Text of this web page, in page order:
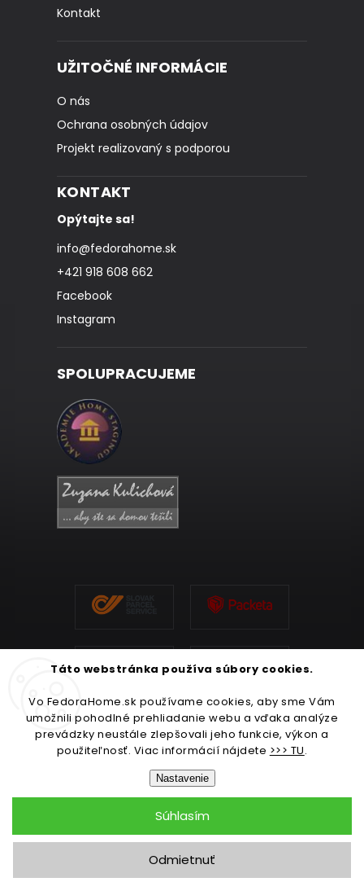
Táto webstránka používa súbory cookies.
Vo FedoraHome.sk používame cookies, aby sme Vám
umožnili pohodlné prehliadanie webu a vďaka analýze
prevádzky neustále zlepšovali jeho funkcie, výkon a
použiteľnosť. Viac informácií nájdete >>> TU.
Nastavenie
Odmietnuť
Súhlasím
Kontakt
UŽITOČNÉ INFORMÁCIE
O nás
Ochrana osobných údajov
Projekt realizovaný s podporou
KONTAKT
Opýtajte sa!
info@fedorahome.sk
+421 918 608 662
Facebook
Instagram
SPOLUPRACUJEME
Copyright 2026FedoraHome.sk. Všetky práva vyhradené.
Upraviť nastavenie cookies